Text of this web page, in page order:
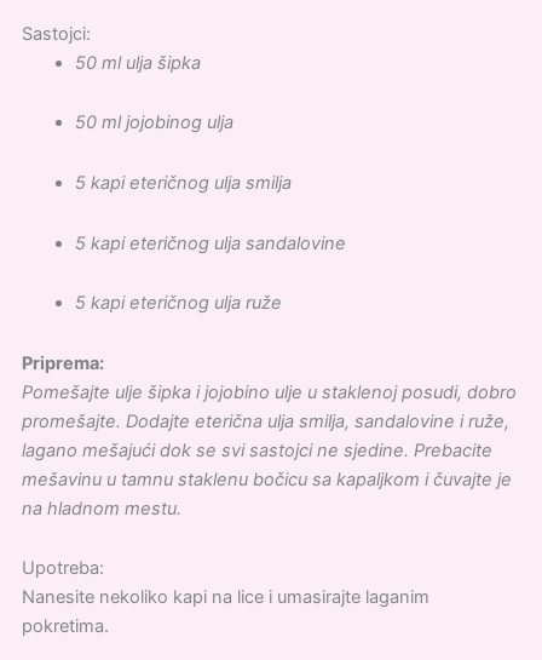
Sastojci:
50 ml ulja šipka
50 ml jojobinog ulja
5 kapi eteričnog ulja smilja
5 kapi eteričnog ulja sandalovine
5 kapi eteričnog ulja ruže
Priprema:
Pomešajte ulje šipka i jojobino ulje u staklenoj posudi, dobro
promešajte. Dodajte eterična ulja smilja, sandalovine i ruže,
lagano mešajući dok se svi sastojci ne sjedine. Prebacite
mešavinu u tamnu staklenu bočicu sa kapaljkom i čuvajte je
na hladnom mestu.
Upotreba:
Nanesite nekoliko kapi na lice i umasirajte laganim
pokretima.